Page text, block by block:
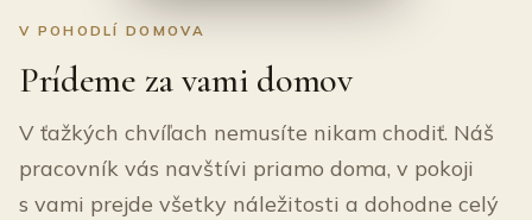
V POHODLÍ DOMOVA
Prídeme za vami domov
V ťažkých chvíľach nemusíte nikam chodiť. Náš
pracovník vás navštívi priamo doma, v pokoji
s vami prejde všetky náležitosti a dohodne celý